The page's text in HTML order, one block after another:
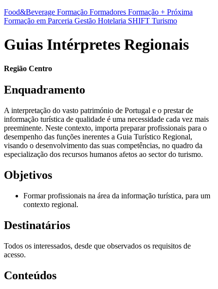
Food&Beverage Formação Formadores Formação + Próxima
Formação em Parceria Gestão Hotelaria SHIFT Turismo
Guias Intérpretes Regionais
Região Centro
Enquadramento
A interpretação do vasto património de Portugal e o prestar de
informação turística de qualidade é uma necessidade cada vez mais
preeminente. Neste contexto, importa preparar profissionais para o
desempenho das funções inerentes a Guia Turístico Regional,
visando o desenvolvimento das suas competências, no quadro da
especialização dos recursos humanos afetos ao sector do turismo.
Objetivos
Formar profissionais na área da informação turística, para um
contexto regional.
Destinatários
Todos os interessados, desde que observados os requisitos de
acesso.
Conteúdos